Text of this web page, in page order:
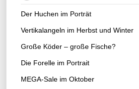
Der Huchen im Porträt
Vertikalangeln im Herbst und Winter
Große Köder – große Fische?
Die Forelle im Portrait
MEGA-Sale im Oktober